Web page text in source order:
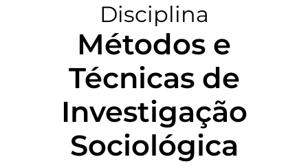
Disciplina
Métodos e
Técnicas de
Investigação
Sociológica